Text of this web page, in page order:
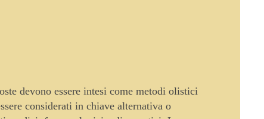
devono essere intesi come metodi olistici
considerati in chiave alternativa o